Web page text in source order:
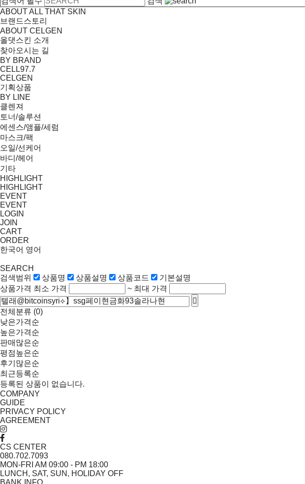
ABOUT ALL THAT SKIN
브랜드스토리
ABOUT CELGEN
올댓스킨 소개
찾아오시는 길
BY BRAND
CELL97.7
CELGEN
기획상품
BY LINE
클렌져
토너/솔루션
에센스/앰플/세럼
마스크/팩
오일/선케어
바디/헤어
기타
HIGHLIGHT
HIGHLIGHT
EVENT
EVENT
LOGIN
JOIN
CART
ORDER
한국어 영어
SEARCH
검색범위
상품명 상품설명 상품코드
기본설명
상품가격 최소 가격 ~ 최대 가격
전체분류 (0)
낮은가격순
높은가격순
판매많은순
평점높은순
후기많은순
최근등록순
등록된 상품이 없습니다.
COMPANY
GUIDE
PRIVACY POLICY
AGREEMENT
CS CENTER
080.702.7093
MON-FRI AM 09:00 - PM 18:00
LUNCH, SAT, SUN, HOLIDAY OFF
BANK INFO